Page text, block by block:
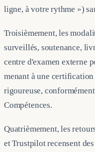
ligne, à votre rythme »)
Troisièmement, les
surveillés, soutenance,
centre d'examen externe
menant à une
rigoureuse,
Compétences.
Quatrièmement, les
et Trustpilot recensent